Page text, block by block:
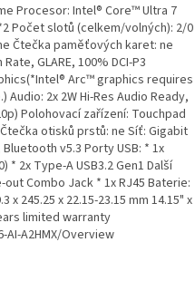
Procesor: Intel® Core™ Ultra 7
Počet slotů (celkem/volných): 2/0
Čtečka paměťových karet: ne
GLARE, 100% DCI-P3
Arc™ graphics requires
2x 2W Hi-Res Audio Ready,
Polohovací zařízení: Touchpad
otisků prstů: ne Síť: Gigabit
v5.3 Porty USB: * 1x
* 2x Type-A USB3.2 Gen1 Další
out Combo Jack * 1x RJ45 Baterie:
x 245.25 x 22.15-23.15 mm 14.15" x
limited warranty
A2HMX/Overview